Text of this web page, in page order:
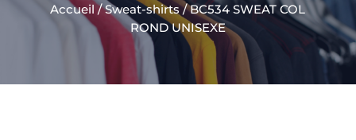
Accueil/Sweat-shirts/ BC534 SWEAT COL
ROND UNISEXE